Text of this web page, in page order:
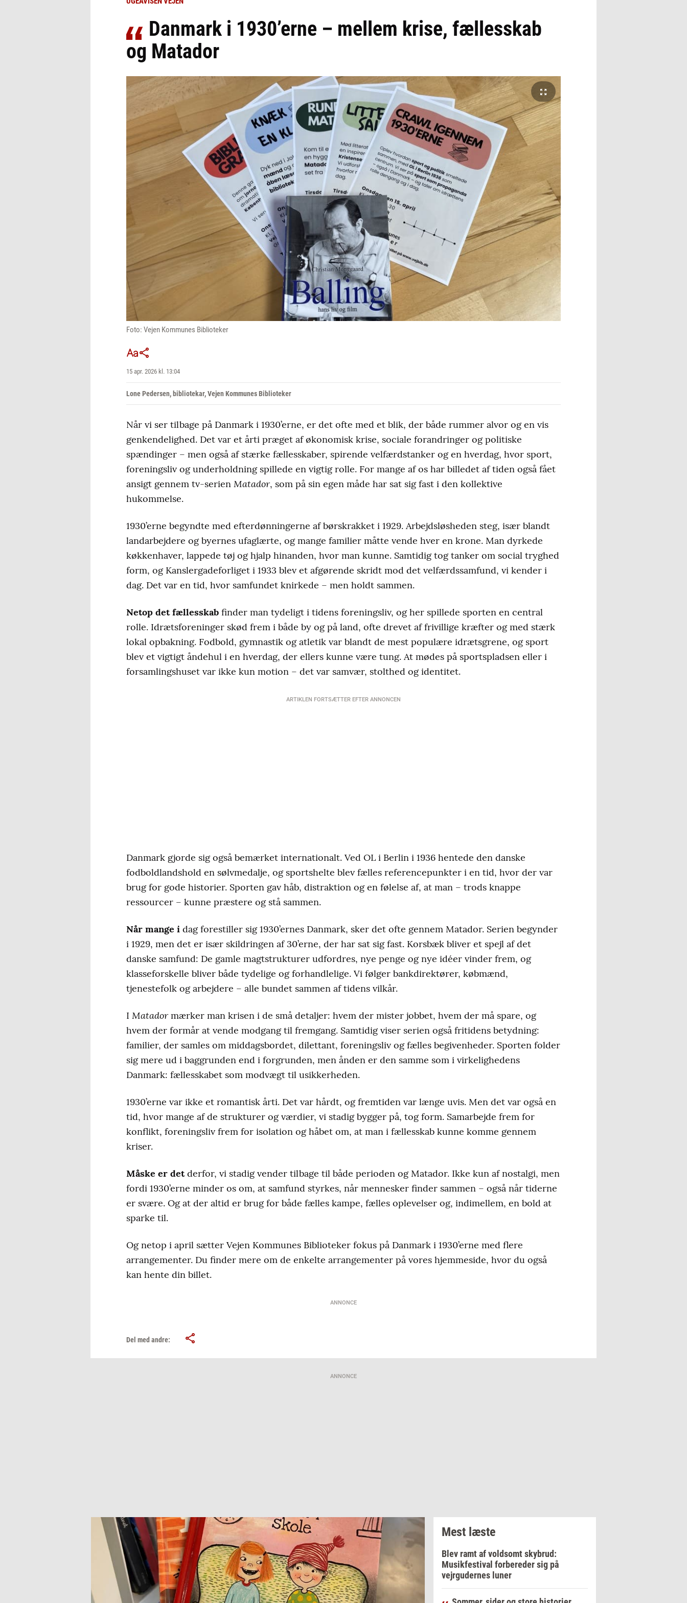
Danmark i 1930’erne – mellem krise, fællesskab
og Matador
Foto: Vejen Kommunes Biblioteker
15 apr. 2026 kl. 13:04
Lone Pedersen, bibliotekar, Vejen Kommunes Biblioteker
Når vi ser tilbage på Danmark i 1930’erne, er det ofte med et blik, der både rummer alvor og en vis
genkendelighed. Det var et årti præget af økonomisk krise, sociale forandringer og politiske
spændinger – men også af stærke fællesskaber, spirende velfærdstanker og en hverdag, hvor sport,
foreningsliv og underholdning spillede en vigtig rolle. For mange af os har billedet af tiden også fået
ansigt gennem tv-serien Matador, som på sin egen måde har sat sig fast i den kollektive
hukommelse.
1930’erne begyndte med efterdønningerne af børskrakket i 1929. Arbejdsløsheden steg, især blandt
landarbejdere og byernes ufaglærte, og mange familier måtte vende hver en krone. Man dyrkede
køkkenhaver, lappede tøj og hjalp hinanden, hvor man kunne. Samtidig tog tanker om social tryghed
form, og Kanslergadeforliget i 1933 blev et afgørende skridt mod det velfærdssamfund, vi kender i
dag. Det var en tid, hvor samfundet knirkede – men holdt sammen.
Netop det fællesskab finder man tydeligt i tidens foreningsliv, og her spillede sporten en central
rolle. Idrætsforeninger skød frem i både by og på land, ofte drevet af frivillige kræfter og med stærk
lokal opbakning. Fodbold, gymnastik og atletik var blandt de mest populære idrætsgrene, og sport
blev et vigtigt åndehul i en hverdag, der ellers kunne være tung. At mødes på sportspladsen eller i
forsamlingshuset var ikke kun motion – det var samvær, stolthed og identitet.
ARTIKLEN FORTSÆTTER EFTER ANNONCEN
Danmark gjorde sig også bemærket internationalt. Ved OL i Berlin i 1936 hentede den danske
fodboldlandshold en sølvmedalje, og sportshelte blev fælles referencepunkter i en tid, hvor der var
brug for gode historier. Sporten gav håb, distraktion og en følelse af, at man – trods knappe
ressourcer – kunne præstere og stå sammen.
Når mange i dag forestiller sig 1930’ernes Danmark, sker det ofte gennem Matador. Serien begynder
i 1929, men det er især skildringen af 30’erne, der har sat sig fast. Korsbæk bliver et spejl af det
danske samfund: De gamle magtstrukturer udfordres, nye penge og nye idéer vinder frem, og
klasseforskelle bliver både tydelige og forhandlelige. Vi følger bankdirektører, købmænd,
tjenestefolk og arbejdere – alle bundet sammen af tidens vilkår.
I Matadormærker man krisen i de små detaljer: hvem der mister jobbet, hvem der må spare, og
hvem der formår at vende modgang til fremgang. Samtidig viser serien også fritidens betydning:
familier, der samles om middagsbordet, dilettant, foreningsliv og fælles begivenheder. Sporten folder
sig mere ud i baggrunden end i forgrunden, men ånden er den samme som i virkelighedens
Danmark: fællesskabet som modvægt til usikkerheden.
1930’erne var ikke et romantisk årti. Det var hårdt, og fremtiden var længe uvis. Men det var også en
tid, hvor mange af de strukturer og værdier, vi stadig bygger på, tog form. Samarbejde frem for
konflikt, foreningsliv frem for isolation og håbet om, at man i fællesskab kunne komme gennem
kriser.
Måske er detderfor, vi stadig vender tilbage til både perioden ogMatador. Ikke kun af nostalgi, men
fordi 1930’erne minder os om, at samfund styrkes, når mennesker finder sammen – også når tiderne
er svære. Og at der altid er brug for både fælles kampe, fælles oplevelser og, indimellem, en bold at
sparke til.
Og netop i april sætter Vejen Kommunes Biblioteker fokus på Danmark i 1930’erne med flere
arrangementer. Du finder mere om de enkelte arrangementer på vores hjemmeside, hvor du også
kan hente din billet.
ANNONCE
Del med andre:
ANNONCE
Mest læste
Blev ramt af voldsomt skybrud:
Musikfestival forbereder sig på
vejrgudernes luner